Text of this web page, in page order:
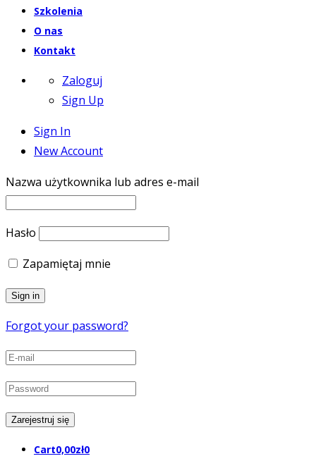
Szkolenia
O nas
Kontakt
Zaloguj
Sign Up
Sign In
New Account
Nazwa użytkownika lub adres e-mail
Hasło
Zapamiętaj mnie
Forgot your password?
Cart0,00zł0